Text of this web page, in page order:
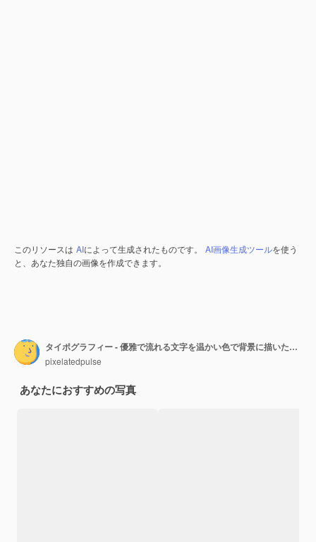
このリソースは AIによって生成されたものです。 AI画像生成ツールを使う
と、あなた独自の画像を作成できます。
タイポグラフィー - 優雅で流れる文字を温かい色で背景に描いた感激のデザイン
pixelatedpulse
あなたにおすすめの写真